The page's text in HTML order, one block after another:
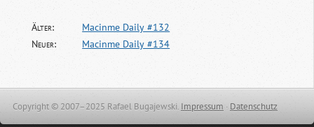
Älter:
Macinme Daily #132
Neuer:
Macinme Daily #134
Copyright © 2007–2025 Rafael Bugajewski. Impressum · Datenschutz